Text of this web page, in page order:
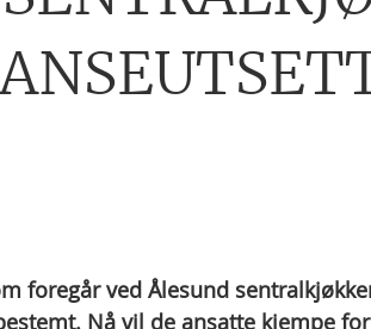
foregår ved Ålesund
Nå vil de ansatte kjempe